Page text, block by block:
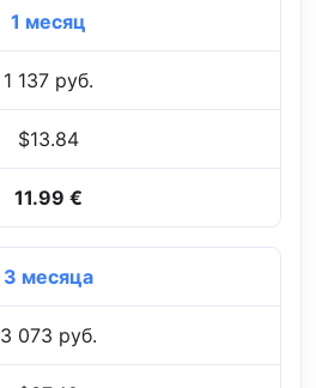
1 месяц
1 137 руб.
$13.84
11.99 €
3 месяца
3 073 руб.